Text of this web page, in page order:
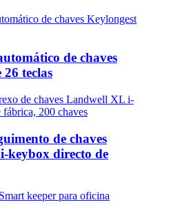
de chaves
26 teclas
de chaves
keybox directo de